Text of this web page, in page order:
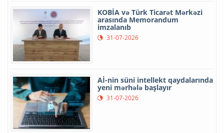
KOBİA və Türk Ticarət Mərkəzi
arasında Memorandum
imzalanıb
31-07-2026
Aİ-nin süni intellekt qaydalarında
yeni mərhələ başlayır
31-07-2026